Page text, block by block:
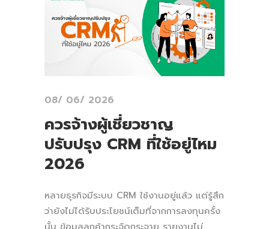
08/ 06/ 2026
ควรจ้างผู้เชี่ยวชาญ
ปรับปรุง CRM ที่ใช้อยู่ไหม
2026
หลายธุรกิจมีระบบ CRM ใช้งานอยู่แล้ว แต่รู้สึก
ว่ายังไม่ได้รับประโยชน์เต็มที่จากการลงทุนครั้ง